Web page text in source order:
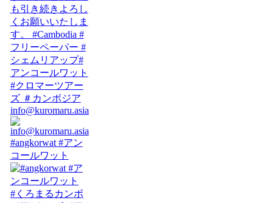
info@kuromaru.asia
#angkorwat #アン
コールワット
#くろまるカンボ